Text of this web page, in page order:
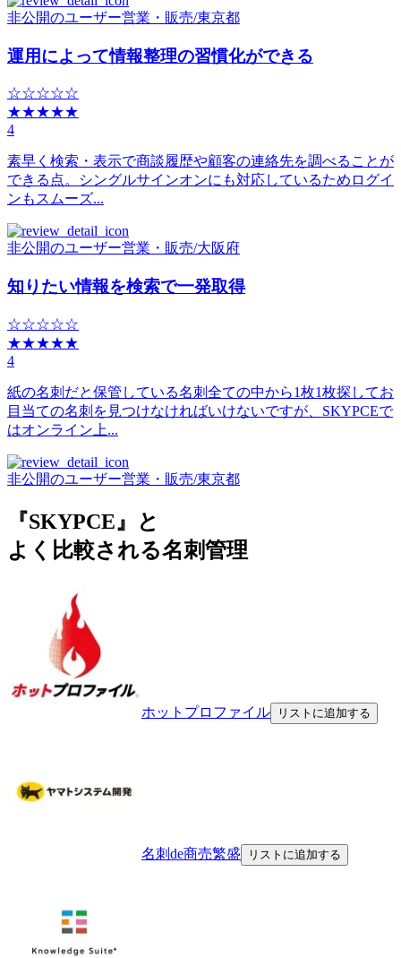
非公開のユーザー営業・販売/東京都
運用によって情報整理の習慣化ができる
☆☆☆☆☆
★★★★★
4
素早く検索・表示で商談履歴や顧客の連絡先を調べることが
できる点。シングルサインオンにも対応しているためログイ
ンもスムーズ...
非公開のユーザー営業・販売/大阪府
知りたい情報を検索で一発取得
☆☆☆☆☆
★★★★★
4
紙の名刺だと保管している名刺全ての中から1枚1枚探してお
目当ての名刺を見つけなければいけないですが、SKYPCEで
はオンライン上...
非公開のユーザー営業・販売/東京都
『SKYPCE』と
よく比較される名刺管理
ホットプロファイル リストに追加する
名刺de商売繁盛 リストに追加する